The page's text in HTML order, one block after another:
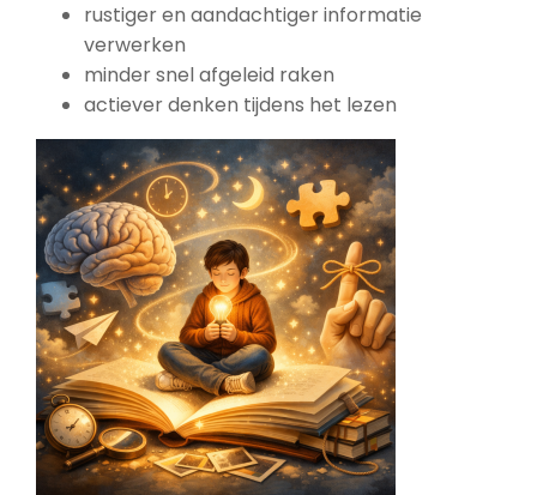
rustiger en aandachtiger informatie
verwerken
minder snel afgeleid raken
actiever denken tijdens het lezen